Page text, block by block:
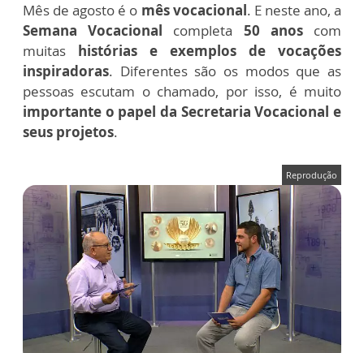
Mês de agosto é o mês vocacional. E neste ano, a
Semana Vocacional completa 50 anoscom
muitas histórias e exemplos de vocações
inspiradoras. Diferentes são os modos que as
pessoas escutam o chamado, por isso, é muito
importante o papel da Secretaria Vocacional e
seus projetos.
Reprodução